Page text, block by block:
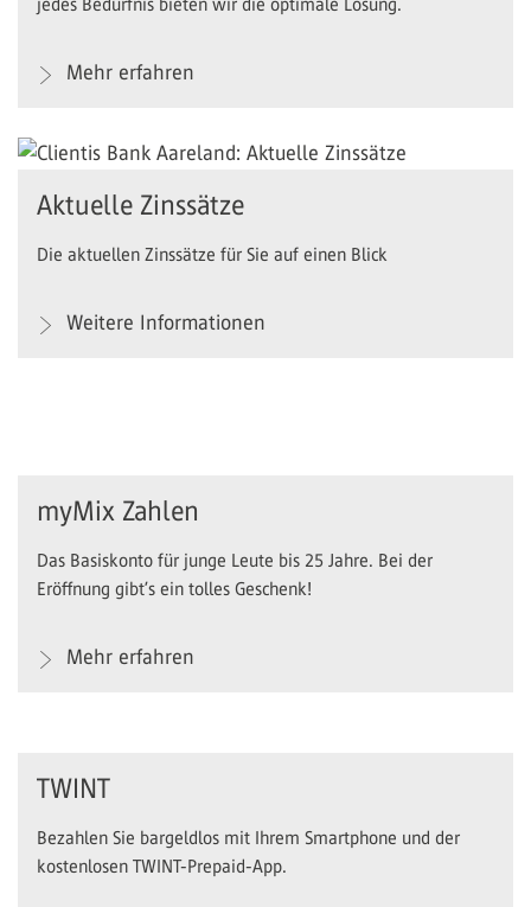
jedes Bedürfnis bieten wir die optimale Lösung.
Mehr erfahren
Aktuelle Zinssätze
Die aktuellen Zinssätze für Sie auf einen Blick
Weitere Informationen
myMix Zahlen
Das Basiskonto für junge Leute bis 25 Jahre. Bei der
Eröffnung gibt’s ein tolles Geschenk!
Mehr erfahren
TWINT
Bezahlen Sie bargeldlos mit Ihrem Smartphone und der
kostenlosen TWINT-Prepaid-App.